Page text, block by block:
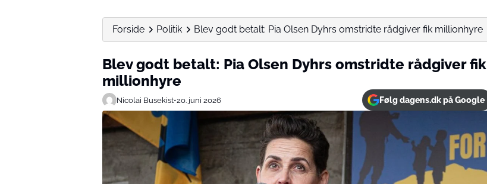
Forside Politik Blev godt betalt: Pia Olsen Dyhrs omstridte rådgiver fik millionhyre
Blev godt betalt: Pia Olsen Dyhrs omstridte rådgiver fik
millionhyre
Nicolai Busekist•20. juni 2026 Følg dagens.dk på Google